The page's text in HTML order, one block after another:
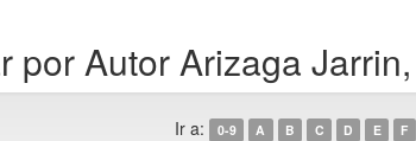
por Autor Arizaga
Ir a: 0-9 A B C D E F